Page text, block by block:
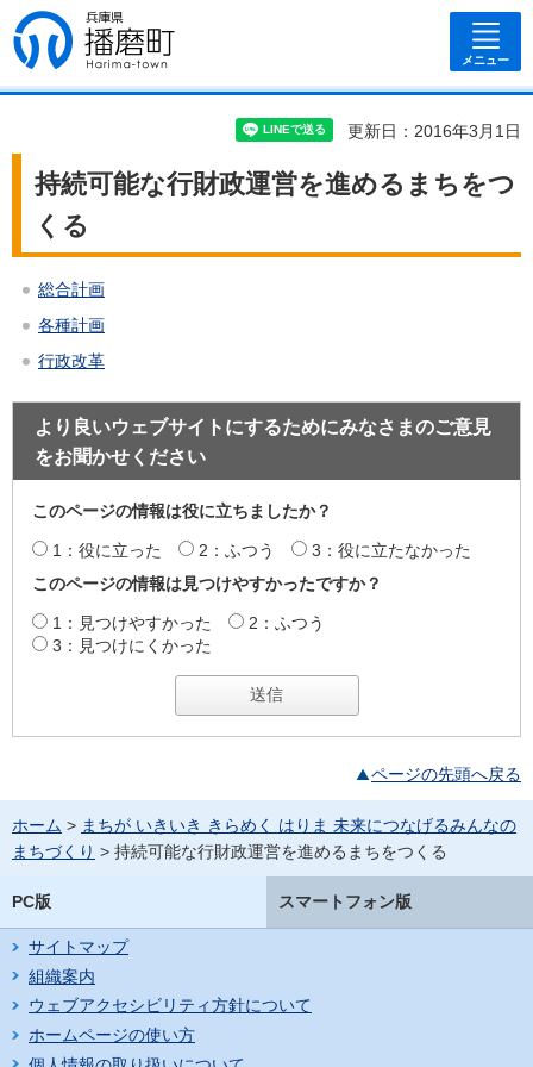
兵庫県 播磨
町
メニュー
更新日：2016年3月1日
持続可能な行財政運営を進めるまちをつ
くる
総合計画
各種計画
行政改革
より良いウェブサイトにするためにみなさまのご意見
をお聞かせください
このページの情報は役に立ちましたか？
1：役に立った 2：ふつう
3：役に立たなかった
このページの情報は見つけやすかったですか？
1：見つけやすかった
2：ふつう
3：見つけにくかった
ページの先頭へ戻る
ホーム > まちが いきいき きらめく はりま 未来につなげるみんなの
まちづくり > 持続可能な行財政運営を進めるまちをつくる
PC版 スマートフォン版
サイトマップ
組織案内
ウェブアクセシビリティ方針について
ホームページの使い方